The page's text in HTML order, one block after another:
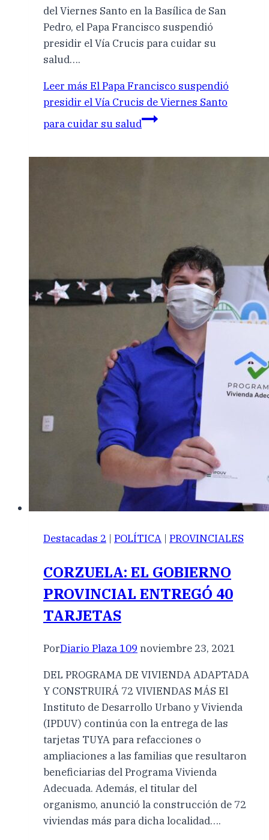
del Viernes Santo en la Basílica de San
Pedro, el Papa Francisco suspendió
presidir el Vía Crucis para cuidar su
salud….
Leer más El Papa Francisco suspendió
presidir el Vía Crucis de Viernes Santo
para cuidar su salud
Destacadas 2 | POLÍTICA | PROVINCIALES
CORZUELA: EL GOBIERNO
PROVINCIAL ENTREGÓ 40
TARJETAS
PorDiario Plaza 109 noviembre 23, 2021
DEL PROGRAMA DE VIVIENDA ADAPTADA
Y CONSTRUIRÁ 72 VIVIENDAS MÁS El
Instituto de Desarrollo Urbano y Vivienda
(IPDUV) continúa con la entrega de las
tarjetas TUYA para refacciones o
ampliaciones a las familias que resultaron
beneficiarias del Programa Vivienda
Adecuada. Además, el titular del
organismo, anunció la construcción de 72
viviendas más para dicha localidad….